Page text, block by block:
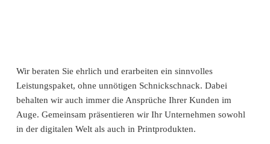
Wir beraten Sie ehrlich und erarbeiten ein sinnvolles
Leistungspaket, ohne unnötigen Schnickschnack. Dabei
behalten wir auch immer die Ansprüche Ihrer Kunden im
Auge. Gemeinsam präsentieren wir Ihr Unternehmen sowohl
in der digitalen Welt als auch in Printprodukten.